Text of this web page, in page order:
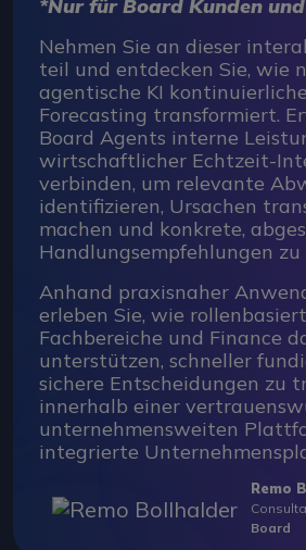
*Nur für Board Kunden
Nehmen Sie an dieser
teil und entdecken Sie, wie
agentische KI
Forecasting transformiert.
Board Agents interne
wirtschaftlicher Echtzeit-
verbinden, um relevante
identifizieren, Ursachen
machen und konkrete,
Handlungsempfehlungen zu
Anhand praxisnaher
erleben Sie, wie
Fachbereiche und Finance
unterstützen, schneller
sichere Entscheidungen zu
innerhalb einer
unternehmensweiten
integrierte
Remo
Board